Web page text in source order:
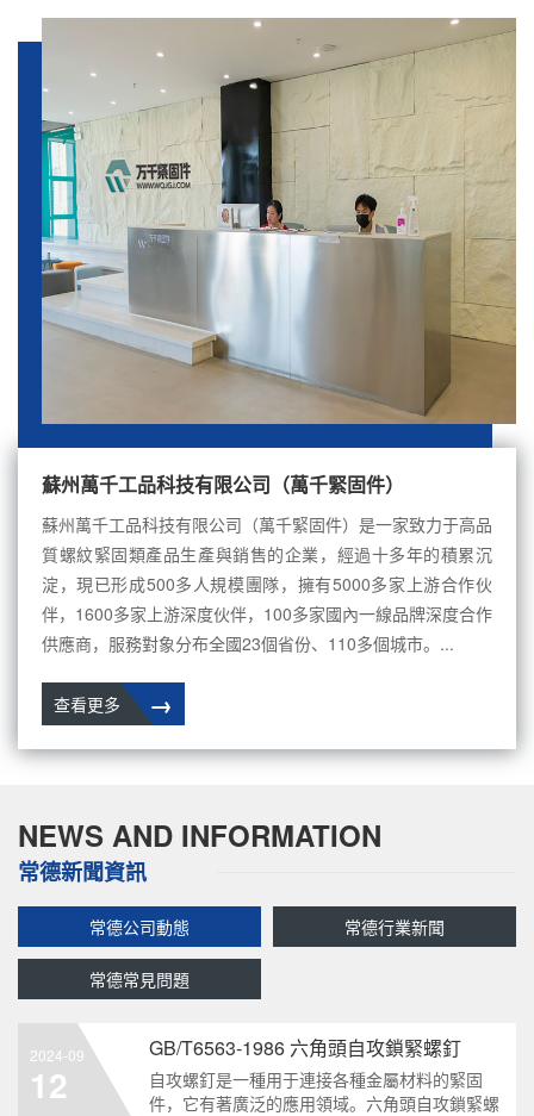
蘇州萬千工品科技有限公司（萬千緊固件）
蘇州萬千工品科技有限公司（萬千緊固件）是一家致力于高品
質螺紋緊固類產品生產與銷售的企業，經過十多年的積累沉
淀，現已形成500多人規模團隊，擁有5000多家上游合作伙
伴，1600多家上游深度伙伴，100多家國內一線品牌深度合作
供應商，服務對象分布全國23個省份、110多個城市。...
→
查看更多
NEWS AND INFORMATION
常德新聞資訊
常德公司動態 常德行業新聞
常德常見問題
2024-09
12
GB/T6563-1986 六角頭自攻鎖緊螺釘
自攻螺釘是一種用于連接各種金屬材料的緊固
件，它有著廣泛的應用領域。六角頭自攻鎖緊螺